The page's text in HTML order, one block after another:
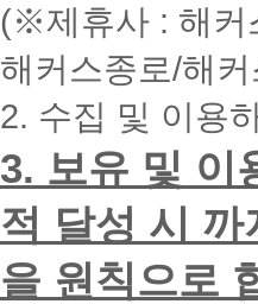
간
내
에
화
드
리
겠
습
니
다.
(※제휴사 : 해커
해커스종로/해
2. 수집 및 이용
3. 보유 및 이
적 달성 시
을 원칙으로